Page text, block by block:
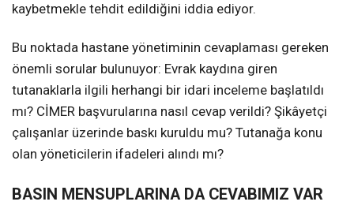
kaybetmekle tehdit edildiğini iddia ediyor.
Bu noktada hastane yönetiminin cevaplaması gereken
önemli sorular bulunuyor: Evrak kaydına giren
tutanaklarla ilgili herhangi bir idari inceleme başlatıldı
mı? CİMER başvurularına nasıl cevap verildi? Şikâyetçi
çalışanlar üzerinde baskı kuruldu mu? Tutanağa konu
olan yöneticilerin ifadeleri alındı mı?
BASIN MENSUPLARINA DA CEVABIMIZ VAR